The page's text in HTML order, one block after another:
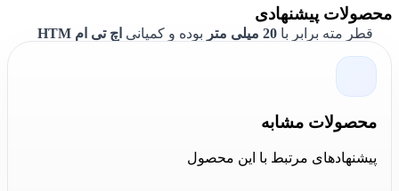
قطر مته برابر با 20 میلی متر بوده و کمپانی اچ تی ام HTM
برای قطر
متر
را تولید و روانه بازار کرده است. نمونه
دارای22 سانتی طول کارگیر
محصولات پیشنهادی
محصولات مشابه
پیشنهادهای مرتبط با این محصول